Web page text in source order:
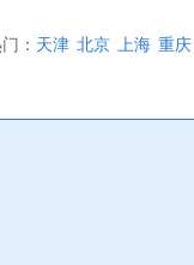
： 天津 北京 上海 重庆